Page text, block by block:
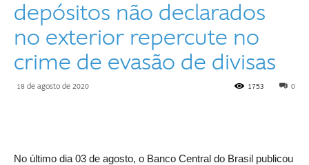
depósitos não declarados
no exterior repercute no
crime de evasão de divisas
18 de agosto de 2020 0
1753
No último dia 03 de agosto, o Banco Central do Brasil publicou